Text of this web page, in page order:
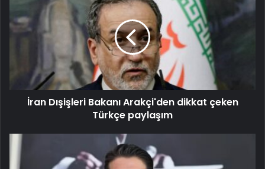
İran Dışişleri Bakanı Arakçi'den dikkat çeken
Türkçe paylaşım